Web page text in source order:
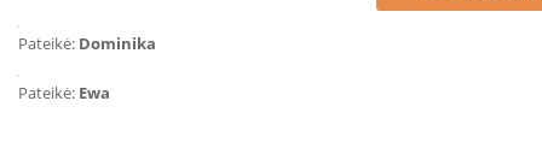
Pateikė: Dominika
Pateikė: Ewa